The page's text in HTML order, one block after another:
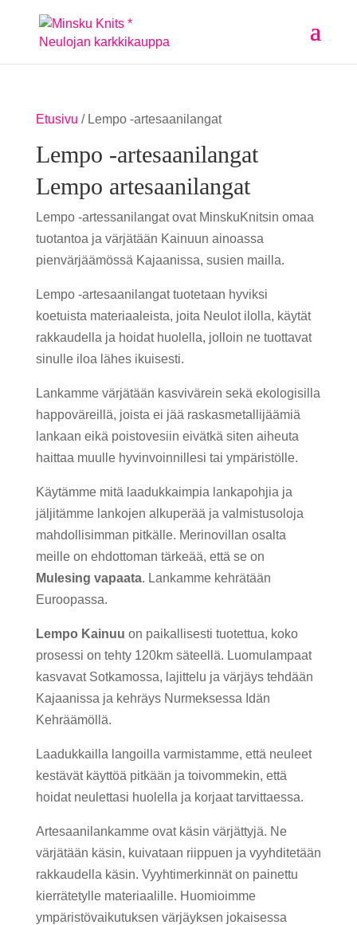
Etusivu / Lempo -artesaanilangat
Lempo -artesaanilangat
Lempo artesaanilangat
Lempo -artessanilangat ovat MinskuKnitsin omaa
tuotantoa ja värjätään Kainuun ainoassa
pienvärjäämössä Kajaanissa, susien mailla.
Lempo -artesaanilangat tuotetaan hyviksi
koetuista materiaaleista, joita Neulot ilolla, käytät
rakkaudella ja hoidat huolella, jolloin ne tuottavat
sinulle iloa lähes ikuisesti.
Lankamme värjätään kasvivärein sekä ekologisilla
happoväreillä, joista ei jää raskasmetallijäämiä
lankaan eikä poistovesiin eivätkä siten aiheuta
haittaa muulle hyvinvoinnillesi tai ympäristölle.
Käytämme mitä laadukkaimpia lankapohjia ja
jäljitämme lankojen alkuperää ja valmistusoloja
mahdollisimman pitkälle. Merinovillan osalta
meille on ehdottoman tärkeää, että se on
Mulesing vapaata. Lankamme kehrätään
Euroopassa.
Lempo Kainuu on paikallisesti tuotettua, koko
prosessi on tehty 120km säteellä. Luomulampaat
kasvavat Sotkamossa, lajittelu ja värjäys tehdään
Kajaanissa ja kehräys Nurmeksessa Idän
Kehräämöllä.
Laadukkailla langoilla varmistamme, että neuleet
kestävät käyttöä pitkään ja toivommekin, että
hoidat neulettasi huolella ja korjaat tarvittaessa.
Artesaanilankamme ovat käsin värjättyjä. Ne
värjätään käsin, kuivataan riippuen ja vyyhditetään
rakkaudella käsin. Vyyhtimerkinnät on painettu
kierrätetylle materiaalille. Huomioimme
ympäristövaikutuksen värjäyksen jokaisessa